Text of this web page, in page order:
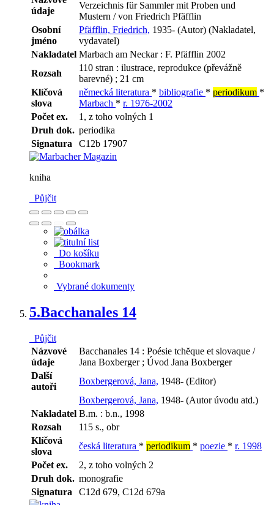
údaje
Verzeichnis für Sammler mit Proben und
Mustern / von Friedrich Pfäfflin
Osobní
jméno
Pfäfflin, Friedrich, 1935- (Autor) (Nakladatel,
vydavatel)
Nakladatel Marbach am Neckar : F. Pfäfflin 2002
Rozsah
110 stran : ilustrace, reprodukce (převážně
barevné) ; 21 cm
Klíčová
slova
německá literatura * bibliografie * periodikum *
Marbach * r. 1976-2002
Počet ex.
1, z toho volných 1
Druh dok. periodika
Signatura
C12b 17907
kniha
Půjčit
Do košíku
Bookmark
Vybrané dokumenty
5.Bacchanales 14
Půjčit
Názvové
údaje
Bacchanales 14 : Poésie tchĕque et slovaque /
Jana Boxberger ; Úvod Jana Boxberger
Další
autoři
Boxbergerová, Jana, 1948- (Editor)
Boxbergerová, Jana, 1948- (Autor úvodu atd.)
Nakladatel B.m. : b.n., 1998
Rozsah
115 s., obr
Klíčová
slova
česká literatura * periodikum * poezie * r. 1998
Počet ex.
2, z toho volných 2
Druh dok. monografie
Signatura
C12d 679, C12d 679a